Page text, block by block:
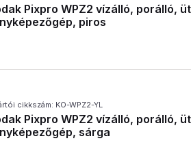
Pixpro WPZ2 vízálló, porálló,
piros
cikkszám: KO-WPZ2-YL
Pixpro WPZ2 vízálló, porálló,
sárga